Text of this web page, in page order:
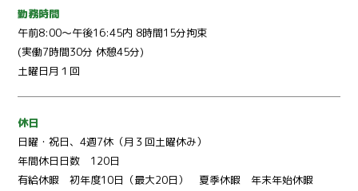
勤務時間
午前8:00～午後16:45内 8時間15分拘束
(実働7時間30分 休憩45分)
土曜日月１回
休日
日曜・祝日、4週7休（月３回土曜休み）
年間休日日数 120日
有給休暇 初年度10日（最大20日） 夏季休暇 年末年始休暇